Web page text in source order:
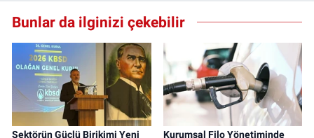
Bunlar da ilginizi çekebilir
Sektörün Güçlü Birikimi Yeni
Kurumsal Filo Yönetiminde